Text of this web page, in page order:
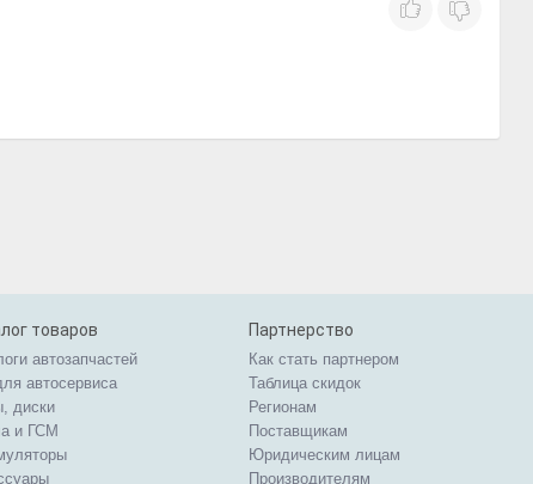
товаров
автозапчастей
автосервиса
диски
и ГСМ
Партнерство
Как стать партнером
Таблица скидок
Регионам
Поставщикам
Юридическим лицам
Производителям